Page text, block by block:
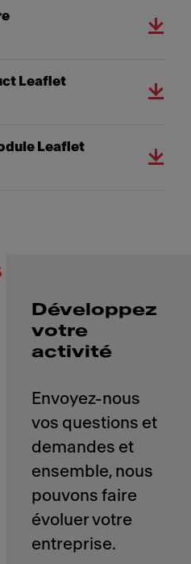
Leaflet
Leaflet
Développez
votre
activité
Envoyez-nous
vos questions et
demandes et
ensemble, nous
pouvons faire
évoluer votre